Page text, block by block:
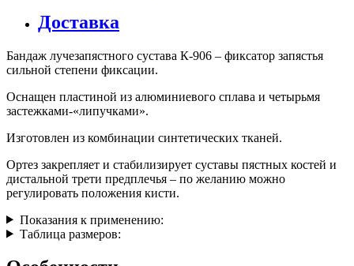
Доставка
Бандаж лучезапястного сустава К-906 – фиксатор запястья
сильной степени фиксации.
Оснащен пластиной из алюминиевого сплава и четырьмя
застежками-«липучками».
Изготовлен из комбинации синтетических тканей.
Ортез закрепляет и стабилизирует суставы пястных костей и
дистальной трети предплечья – по желанию можно
регулировать положения кисти.
Показания к применению:
Таблица размеров: